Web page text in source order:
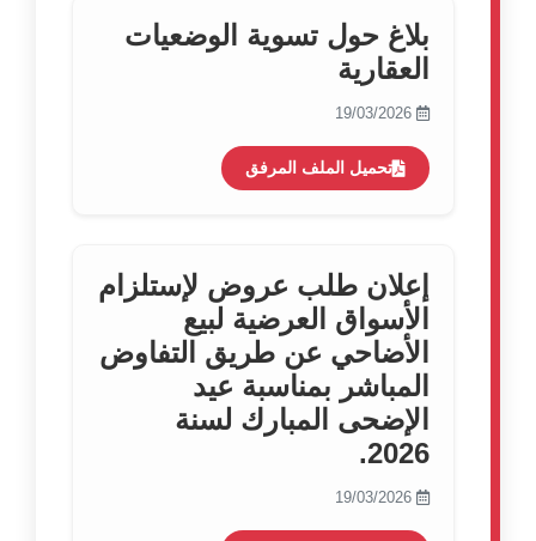
بلاغ حول تسوية الوضعيات
العقارية
تحميل الملف المرفق
إعلان طلب عروض لإستلزام
الأسواق العرضية لبيع
الأضاحي عن طريق التفاوض
المباشر بمناسبة عيد
الإضحى المبارك لسنة
2026.